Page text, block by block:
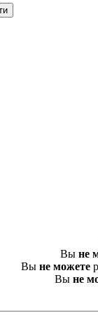
Вы не
Вы не можете
Вы не